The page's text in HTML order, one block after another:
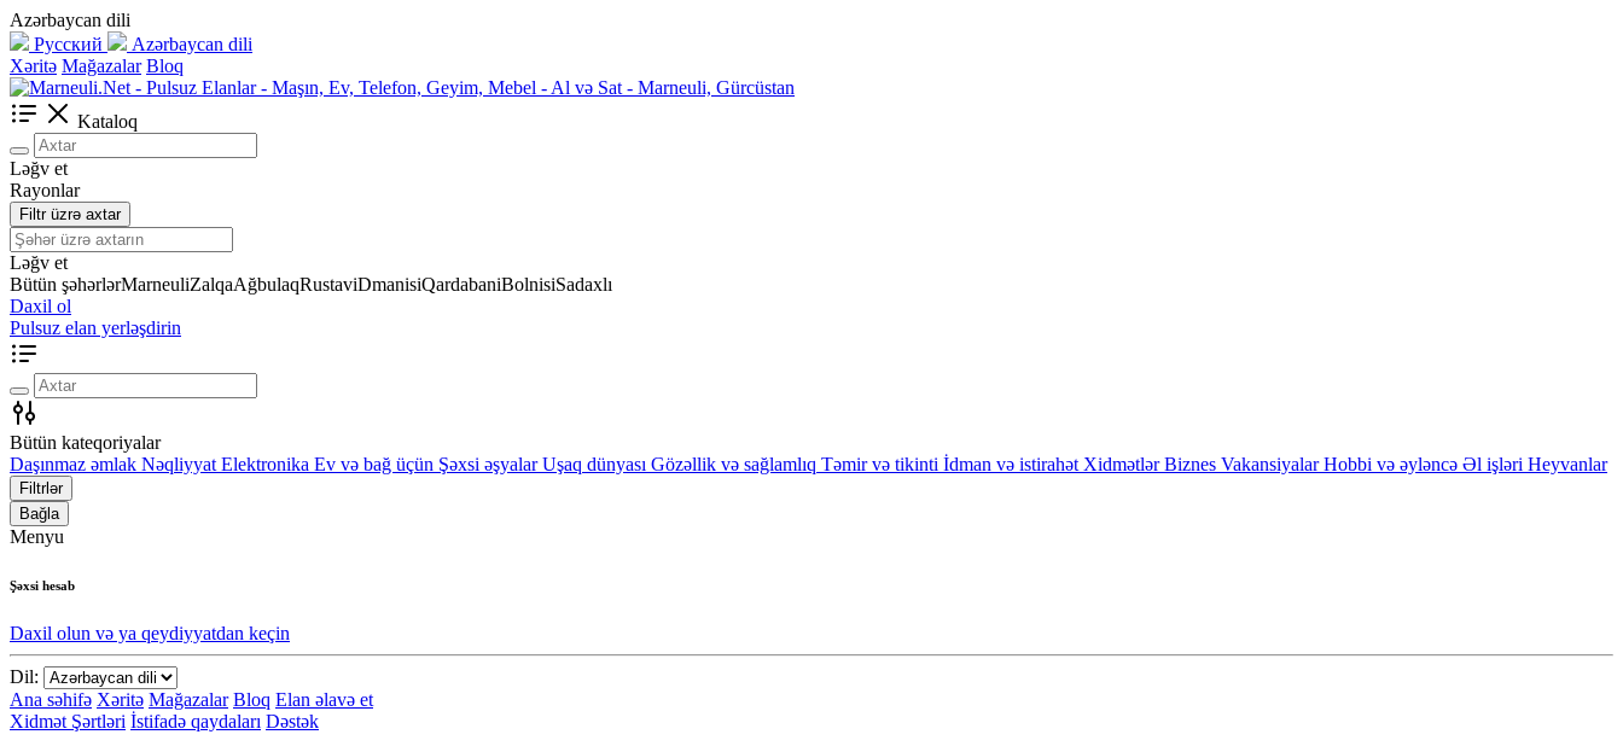
Azərbaycan dili
Русский
Azərbaycan dili
Xəritə Mağazalar Bloq
Kataloq
Ləğv et
Rayonlar
Filtr üzrə axtar
Ləğv et
Bütün şəhərlərMarneuliZalqaAğbulaqRustaviDmanisiQardabaniBolnisiSadaxlı
Daxil ol
Pulsuz elan yerləşdirin
Bütün kateqoriyalar
Daşınmaz əmlak Nəqliyyat Elektronika Ev və bağ üçün Şəxsi əşyalar Uşaq dünyası Gözəllik və sağlamlıq Təmir və tikinti İdman və istirahət Xidmətlər Biznes Vakansiyalar Hobbi və əyləncə Əl işləri Heyvanlar
Filtrlər
Bağla
Menyu
Şəxsi hesab
Daxil olun və ya qeydiyyatdan keçin
Dil:
Ana səhifə Xəritə Mağazalar Bloq Elan əlavə et
Xidmət Şərtləri İstifadə qaydaları Dəstək